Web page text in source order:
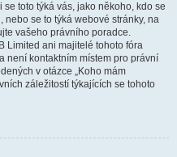
toto týká vás, jako někoho, kdo se
se to týká webové stránky, na
vašeho právního poradce.
Limited ani majitelé tohoto fóra
není kontaktním místem pro právní
v otázce „Koho mám
záležitostí týkajících se tohoto